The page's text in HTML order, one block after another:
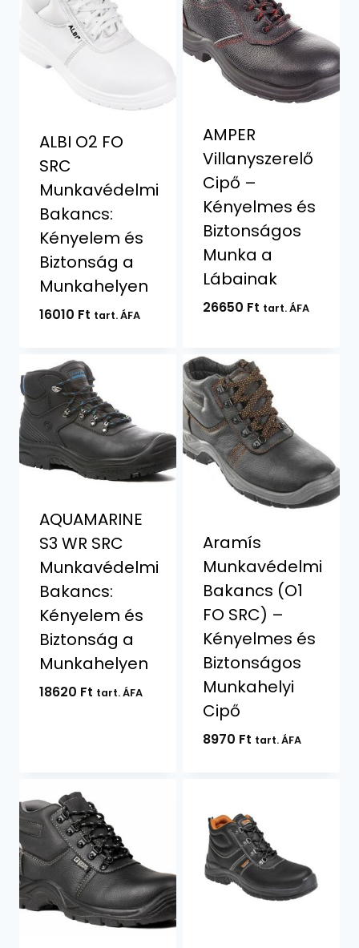
ALBI O2 FO
SRC
Munkavédelmi
Bakancs:
Kényelem és
Biztonság a
Munkahelyen
16010 Ft tart. ÁFA
AMPER
Villanyszerelő
Cipő –
Kényelmes és
Biztonságos
Munka a
Lábainak
26650 Ft tart. ÁFA
AQUAMARINE
S3 WR SRC
Munkavédelmi
Bakancs:
Kényelem és
Biztonság a
Munkahelyen
18620 Ft tart. ÁFA
Aramís
Munkavédelmi
Bakancs (O1
FO SRC) –
Kényelmes és
Biztonságos
Munkahelyi
Cipő
8970 Ft tart. ÁFA